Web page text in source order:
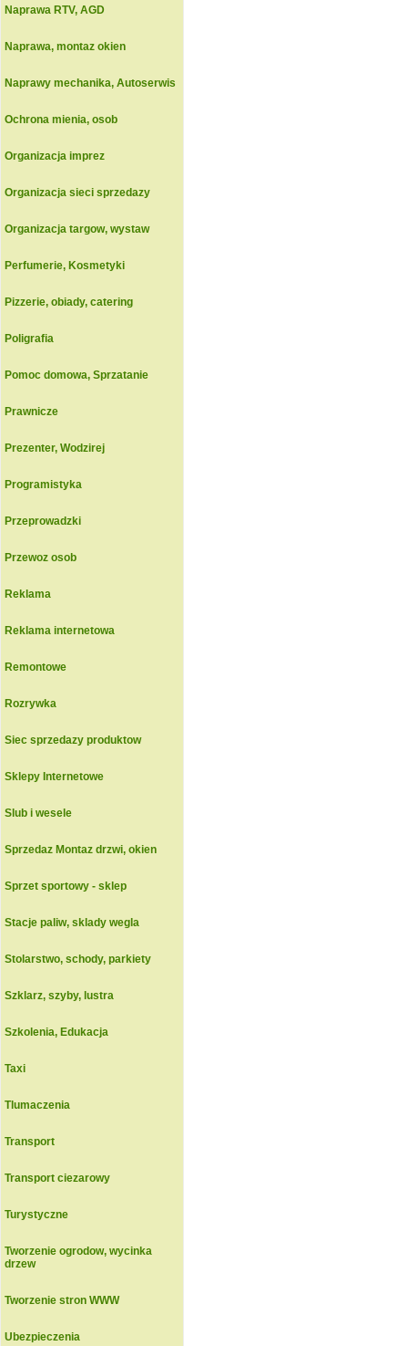
Naprawa RTV, AGD
Naprawa, montaz okien
Naprawy mechanika, Autoserwis
Ochrona mienia, osob
Organizacja imprez
Organizacja sieci sprzedazy
Organizacja targow, wystaw
Perfumerie, Kosmetyki
Pizzerie, obiady, catering
Poligrafia
Pomoc domowa, Sprzatanie
Prawnicze
Prezenter, Wodzirej
Programistyka
Przeprowadzki
Przewoz osob
Reklama
Reklama internetowa
Remontowe
Rozrywka
Siec sprzedazy produktow
Sklepy Internetowe
Slub i wesele
Sprzedaz Montaz drzwi, okien
Sprzet sportowy - sklep
Stacje paliw, sklady wegla
Stolarstwo, schody, parkiety
Szklarz, szyby, lustra
Szkolenia, Edukacja
Taxi
Tlumaczenia
Transport
Transport ciezarowy
Turystyczne
Tworzenie ogrodow, wycinka
drzew
Tworzenie stron WWW
Ubezpieczenia